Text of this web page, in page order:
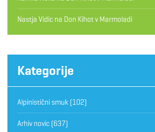
Nastja Vidic na Don Kihot v Marmoladi
Kategorije
Alpinistični smuk (102)
Arhiv novic (637)